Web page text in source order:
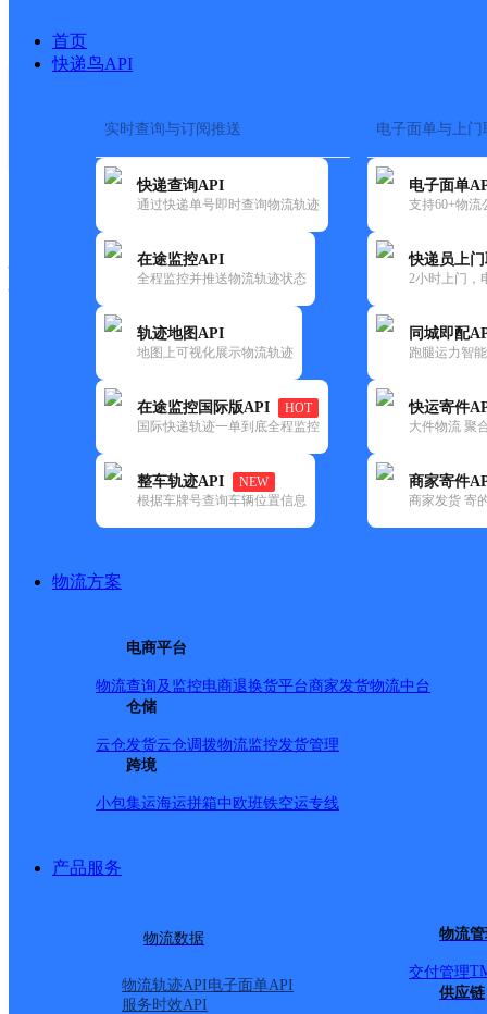
首页
快递鸟API
实时查询与订阅推送
快递查询API
通过快递单号即时查询物流轨迹
在途监控API
全程监控并推送物流轨迹状态
轨迹地图API
地图上可视化展示物流轨迹
在途监控国际版API
HOT
国际快递轨迹一单到底全程监控
整车轨迹API
NEW
根据车牌号查询车辆位置信息
电子面单与上门
电子面单
支持60+物流
快递员上
2小时上门，
同城即配
跑腿运力智
快运寄件
大件物流 聚
商家寄件
商家发货 寄
物流方案
电商平台
物流查询及监控电商退换货平台商家发货物流中台
仓储
云仓发货云仓调拨物流监控发货管理
跨境
小包集运海运拼箱中欧班铁空运专线
产品服务
物流数据
物流轨迹API电子面单API
服务时效API
物流
交付管理
供应链
快运大全 快递时效
邮政
茨岩邮政所
更新时间：2021-12-03 00:00:00
所属快递：邮政国内
所属区域：湖南省-湘西土家族苗族自治州-凤凰县
网点地址：湖南省湘西土家族苗族自治州凤凰县新场镇茨
网点负责人：